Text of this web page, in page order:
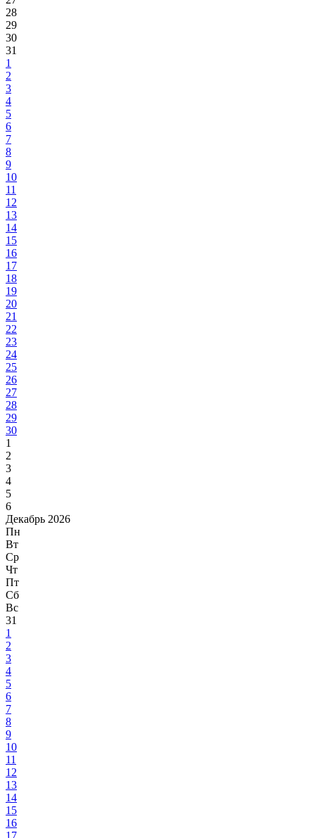
28
29
30
31
1
2
3
4
5
6
7
8
9
10
11
12
13
14
15
16
17
18
19
20
21
22
23
24
25
26
27
28
29
30
1
2
3
4
5
6
Декабрь 2026
Пн
Вт
Ср
Чт
Пт
Сб
Вс
31
1
2
3
4
5
6
7
8
9
10
11
12
13
14
15
16